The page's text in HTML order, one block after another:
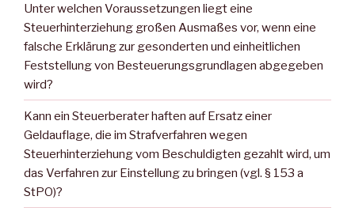
Unter welchen Voraussetzungen liegt eine
Steuerhinterziehung großen Ausmaßes vor, wenn eine
falsche Erklärung zur gesonderten und einheitlichen
Feststellung von Besteuerungsgrundlagen abgegeben
wird?
Kann ein Steuerberater haften auf Ersatz einer
Geldauflage, die im Strafverfahren wegen
Steuerhinterziehung vom Beschuldigten gezahlt wird, um
das Verfahren zur Einstellung zu bringen (vgl. § 153 a
StPO)?